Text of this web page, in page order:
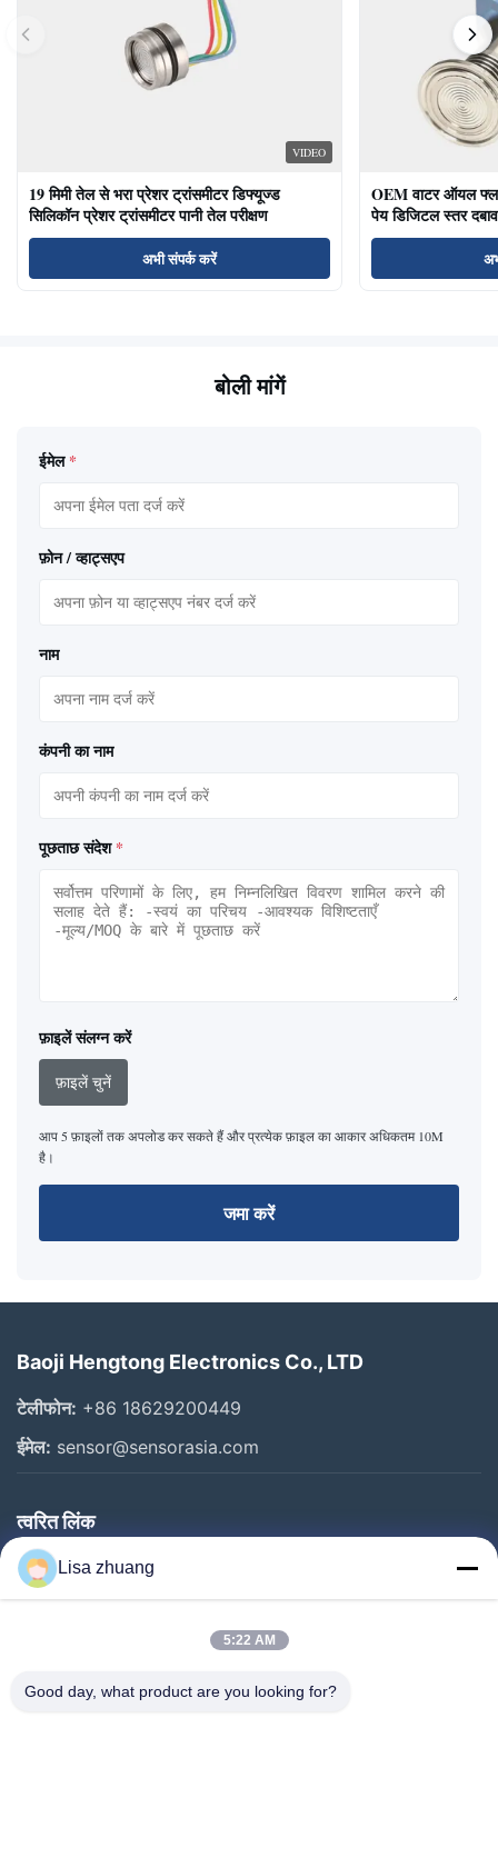
VIDEO
19 मिमी तेल से भरा प्रेशर ट्रांसमीटर डिफ्यूज्ड
सिलिकॉन प्रेशर ट्रांसमीटर पानी तेल परीक्षण
अभी संपर्क करें
OEM वाटर ऑयल
पेय डिजिटल स्तर
बोली मांगें
ईमेल *
फ़ोन / व्हाट्सएप
नाम
कंपनी का नाम
पूछताछ संदेश *
फ़ाइलें संलग्न करें
फ़ाइलें चुनें
आप 5 फ़ाइलों तक अपलोड कर सकते हैं और प्रत्येक फ़ाइल का आकार अधिकतम 10M
है।
जमा करें
Baoji Hengtong Electronics Co., LTD
टेलीफोन: +86 18629200449
ईमेल: sensor@sensorasia.com
त्वरित लिंक
घर
उत्पादों
हमारे बारे में
Lisa zhuang
5:22 AM
Good day, what product are you looking for?